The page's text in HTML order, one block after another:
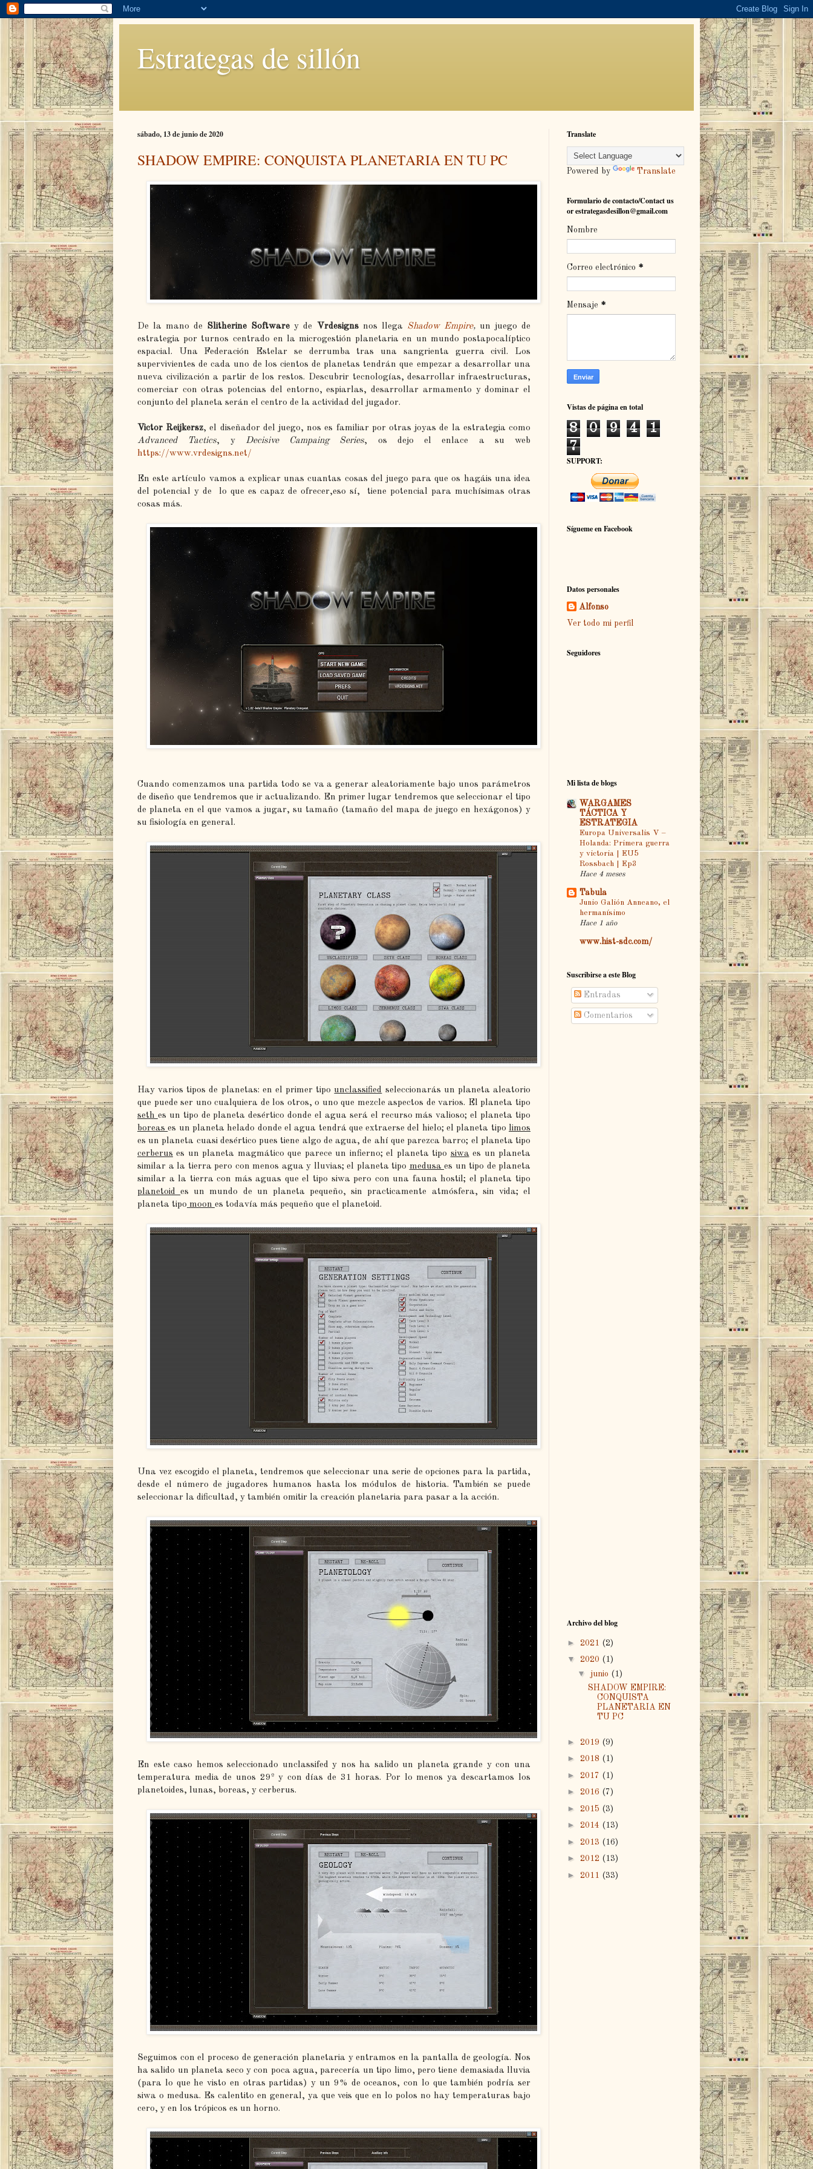
Estrategas de sillón
sábado, 13 de junio de 2020
SHADOW EMPIRE: CONQUISTA PLANETARIA EN TU PC
De la mano de Slitherine Software y de Vrdesignsnos llega Shadow Empire, un juego de
estrategia por turnos centrado en la microgestión planetaria en un mundo postapocalíptico
espacial. Una Federación Estelar se derrumba tras una sangrienta guerra civil. Los
supervivientes de cada uno de los cientos de planetas tendrán que empezar a desarrollar una
nueva civilización a partir de los restos. Descubrir tecnologías, desarrollar infraestructuras,
comerciar con otras potencias del entorno, espiarlas, desarrollar armamento y dominar el
conjunto del planeta serán el centro de la actividad del jugador.
Victor Reijkersz, el diseñador del juego, nos es familiar por otras joyas de la estrategia como
Advanced Tactics, y Decisive Campaing Series, os dejo el enlace a su web
https://www.vrdesigns.net/
En este artículo vamos a explicar unas cuantas cosas del juego para que os hagáis una idea
del potencial y de lo que es capaz de ofrecer,eso sí, tiene potencial para muchísimas otras
cosas más.
Cuando comenzamos una partida todo se va a generar aleatoriamente bajo unos parámetros
de diseño que tendremos que ir actualizando. En primer lugar tendremos que seleccionar el tipo
de planeta en el que vamos a jugar, su tamaño (tamaño del mapa de juego en hexágonos) y
su fisiología en general.
Hay varios tipos de planetas: en el primer tipo unclassified seleccionarás un planeta aleatorio
que puede ser uno cualquiera de los otros, o uno que mezcle aspectos de varios. El planeta tipo
seth es un tipo de planeta desértico donde el agua será el recurso más valioso; el planeta tipo
boreases un planeta helado donde el agua tendrá que extraerse del hielo; el planeta tipo limos
es un planeta cuasi desértico pues tiene algo de agua, de ahí que parezca barro; el planeta tipo
cerberus es un planeta magmático que parece un infierno; el planeta tipo siwa es un planeta
similar a la tierra pero con menos agua y lluvias; el planeta tipo medusa es un tipo de planeta
similar a la tierra con más aguas que el tipo siwa pero con una fauna hostil; el planeta tipo
planetoides un mundo de un planeta pequeño, sin practicamente atmósfera, sin vida; el
planeta tipo moon es todavía más pequeño que el planetoid.
Una vez escogido el planeta, tendremos que seleccionar una serie de opciones para la partida,
desde el número de jugadores humanos hasta los módulos de historia. También se puede
seleccionar la dificultad, y también omitir la creación planetaria para pasar a la acción.
En este caso hemos seleccionado unclassifed y nos ha salido un planeta grande y con una
temperatura media de unos 29º y con días de 31 horas. Por lo menos ya descartamos los
planetoides, lunas, boreas, y cerberus.
Seguimos con el proceso de generación planetaria y entramos en la pantalla de geología. Nos
ha salido un planeta seco y con poca agua, parecería un tipo limo, pero tiene demasiada lluvia
(para lo que he visto en otras partidas) y un 9% de oceanos, con lo que también podría ser
siwa o medusa. Es calentito en general, ya que veis que en lo polos no hay temperaturas bajo
cero, y en los trópicos es un horno.
Translate
Powered by Translate
Formulario de contacto/Contact us
or estrategasdesillon@gmail.com
Nombre
Correo electrónico *
Mensaje *
Vistas de página en total
8 0 9 4
1
7
SUPPORT:
Sígueme en Facebook
Datos personales
Alfonso
Ver todo mi perfil
Seguidores
Mi lista de blogs
WARGAMES
TÁCTICA Y
ESTRATEGIA
Europa Universalis V –
Holanda: Primera guerra
y victoria | EU5
Rossbach | Ep3
Hace 4 meses
Tabula
Junio Galión Anneano, el
hermanísimo
Hace 1 año
www.hist-sdc.com/
Suscribirse a este Blog
Entradas
Comentarios
Archivo del blog
► 2021 (2)
▼ 2020 (1)
▼ junio (1)
SHADOW EMPIRE:
CONQUISTA
PLANETARIA EN
TU PC
► 2019 (9)
► 2018 (1)
► 2017 (1)
► 2016 (7)
► 2015 (3)
► 2014 (13)
► 2013 (16)
► 2012 (13)
► 2011 (33)